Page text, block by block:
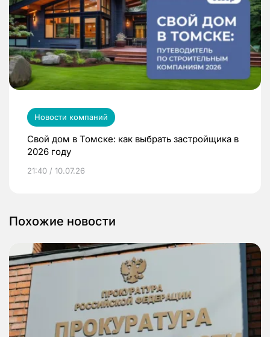
Новости компаний
Свой дом в Томске: как выбрать застройщика в
2026 году
21:40 / 10.07.26
Похожие новости